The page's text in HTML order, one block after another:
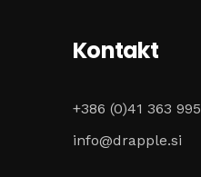
Kontakt
+386 (0)41 363 995
info@drapple.si